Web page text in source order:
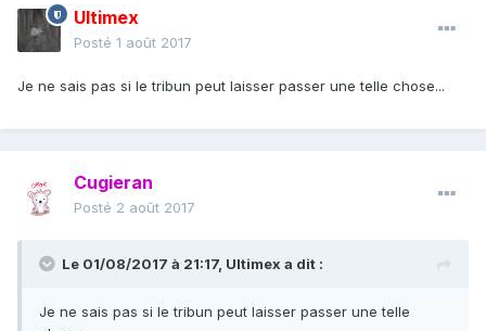
Ultimex
Posté 1 août 2017
Je ne sais pas si le tribun peut laisser passer une telle chose...
Cugieran
Posté 2 août 2017
Le 01/08/2017 à 21:17, Ultimex a dit :
Je ne sais pas si le tribun peut laisser passer une telle